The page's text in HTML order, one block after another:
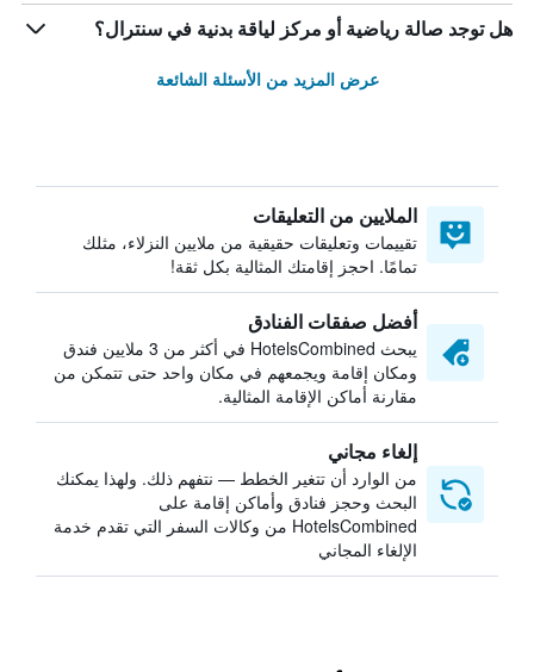
هل توجد صالة رياضية أو مركز لياقة بدنية في سنترال؟
عرض المزيد من الأسئلة الشائعة
الملايين من التعليقات
تقييمات وتعليقات حقيقية من ملايين النزلاء، مثلك
تمامًا. احجز إقامتك المثالية بكل ثقة!
أفضل صفقات الفنادق
يبحث HotelsCombined في أكثر من 3 ملايين فندق
ومكان إقامة ويجمعهم في مكان واحد حتى تتمكن من
مقارنة أماكن الإقامة المثالية.
إلغاء مجاني
من الوارد أن تتغير الخطط — نتفهم ذلك. ولهذا يمكنك
البحث وحجز فنادق وأماكن إقامة على
HotelsCombined من وكالات السفر التي تقدم خدمة
الإلغاء المجاني